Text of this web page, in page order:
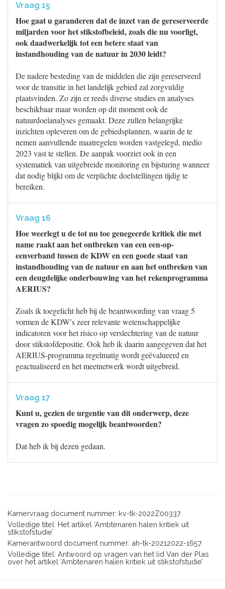
Vraag 15
Hoe gaat u garanderen dat de inzet van de gereserveerde
miljarden voor het stikstofbeleid, zoals die nu voorligt,
ook daadwerkelijk tot een betere staat van
instandhouding van de natuur in 2030 leidt?
De nadere besteding van de middelen die zijn gereserveerd
voor de transitie in het landelijk gebied zal zorgvuldig
plaatsvinden. Zo zijn er reeds diverse studies en analyses
beschikbaar maar worden op dit moment ook de
natuurdoelanalyses gemaakt. Deze zullen belangrijke
inzichten opleveren om de gebiedsplannen, waarin de te
nemen aanvullende maatregelen worden vastgelegd, medio
2023 vast te stellen. De aanpak voorziet ook in een
systematiek van uitgebreide monitoring en bijsturing wanneer
dat nodig blijkt om de verplichte doelstellingen tijdig te
bereiken.
Vraag 16
Hoe weerlegt u de tot nu toe genegeerde kritiek die met
name raakt aan het ontbreken van een een-op-
eenverband tussen de KDW en een goede staat van
instandhouding van de natuur en aan het ontbreken van
een deugdelijke onderbouwing van het rekenprogramma
AERIUS?
Zoals ik toegelicht heb bij de beantwoording van vraag 5
vormen de KDW’s zeer relevante wetenschappelijke
indicatoren voor het risico op verslechtering van de natuur
door stikstofdepositie. Ook heb ik daarin aangegeven dat het
AERIUS-programma regelmatig wordt geëvalueerd en
geactualiseerd en het meetnetwerk wordt uitgebreid.
Vraag 17
Kunt u, gezien de urgentie van dit onderwerp, deze
vragen zo spoedig mogelijk beantwoorden?
Dat heb ik bij dezen gedaan.
Kamervraag document nummer: kv-tk-2022Z00337
Volledige titel: Het artikel ‘Ambtenaren halen kritiek uit
stikstofstudie’
Kamerantwoord document nummer: ah-tk-20212022-1657
Volledige titel: Antwoord op vragen van het lid Van der Plas
over het artikel ‘Ambtenaren halen kritiek uit stikstofstudie’